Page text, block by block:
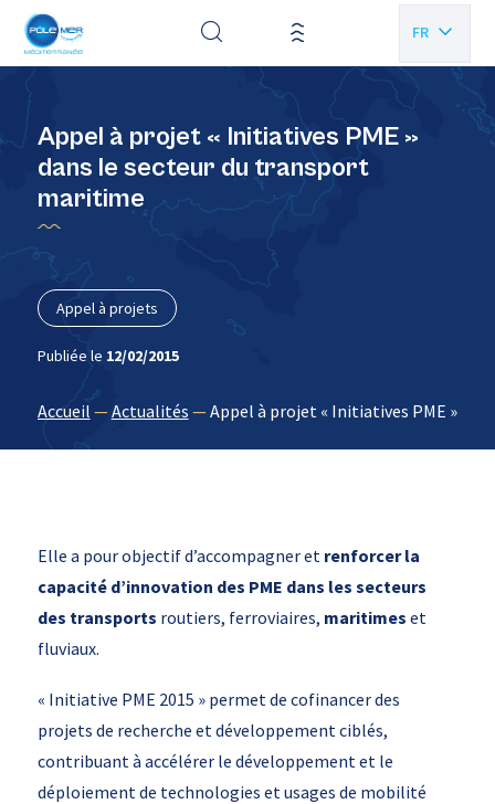
FR
EN
Appel à projet « Initiatives PME »
dans le secteur du transport
maritime
Appel à projets
Publiée le 12/02/2015
Accueil —Actualités —Appel à projet « Initiatives PME »
Elle a pour objectif d’accompagner et renforcer la
capacité d’innovation des PME dans les secteurs
des transports routiers, ferroviaires, maritimes et
fluviaux.
« Initiative PME 2015 » permet de cofinancer des
projets de recherche et développement ciblés,
contribuant à accélérer le développement et le
déploiement de technologies et usages de mobilité
Panneau de gestion des cookies